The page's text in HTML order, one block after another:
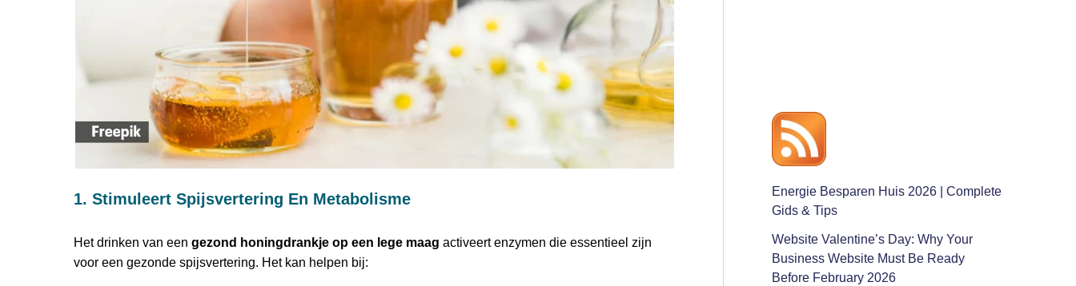
1. Stimuleert Spijsvertering En Metabolisme
Het drinken van een gezond honingdrankje op een lege maag activeert enzymen die essentieel zijn
voor een gezonde spijsvertering. Het kan helpen bij:
Energie Besparen Huis 2026 | Complete
Gids & Tips
Website Valentine’s Day: Why Your
Business Website Must Be Ready
Before February 2026